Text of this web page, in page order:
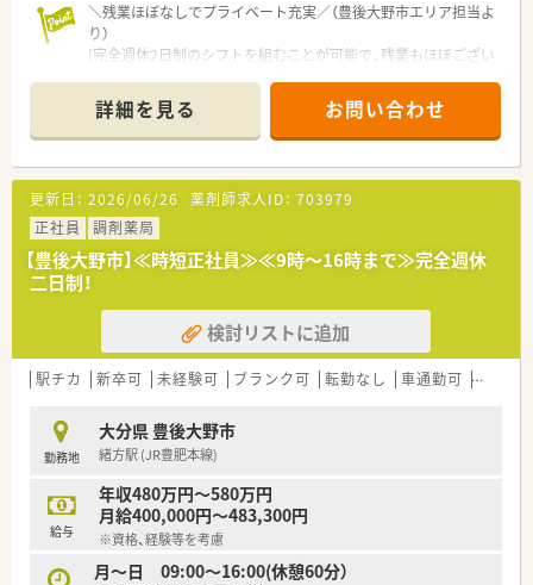
＼残業ほぼなしでプライベート充実／（豊後大野市エリア担当よ
り）
[完全週休2日制のシフトを組むことが可能で、残業もほぼござい
トも大変手厚く安心して長く働けます。]
＊------------------------------------------＊
【店舗情報と応需状況について】
■最寄り駅の緒方駅から徒歩で8分ほどの場所に位置しており、
通勤にはマイカーを利用することも可能な調剤薬局です。
■近隣の市民病院から総合科目の処方箋を1日に80枚から100枚
ほど応需しており、幅広い知識が身につきます。
■外来業務だけでなく施設や居宅への在宅業務にも注力してお
り、地域密着型の医療を深く学ぶことができる環境です。
【法人特徴について】
■豊後大野市を中心に複数の店舗を展開しており、地域の健康を
支える地域連携薬局として認定されている法人です。
を進めることで薬剤師が専門業務に専念できます。
■漢方カフェや認定栄養ケアステーションを薬局内に設置して
おり、多角的な視点から健康をサポートしています。
【求人情報について】
■正社員としての採用となっており、これまでのご経験やスキル
をしっかりと考慮した上で給与が決定されます。
■遠方から転職を希望される方に向けて、引っ越し費用の補助や
詳細を見る お問い合わせ
更新日： 2026/06/26 薬剤師求人ID： 703979
正社員
調剤薬局
【豊後大野市】≪時短正社員≫≪9時～16時まで≫完全週休
二日制！
検討リストに追加
駅チカ 新卒可 未経験可 ブランク可 転勤なし 車通勤可 寮・借
勤務地
大分県 豊後大野市
緒方駅 (JR豊肥本線)
給与
年収480万円～580万円
月給400,000円～483,300円
※資格、経験等を考慮
月～日 09:00～16:00(休憩60分）